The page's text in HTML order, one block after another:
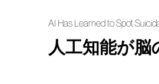
AI Has Learned to Spot
人工知能が脳